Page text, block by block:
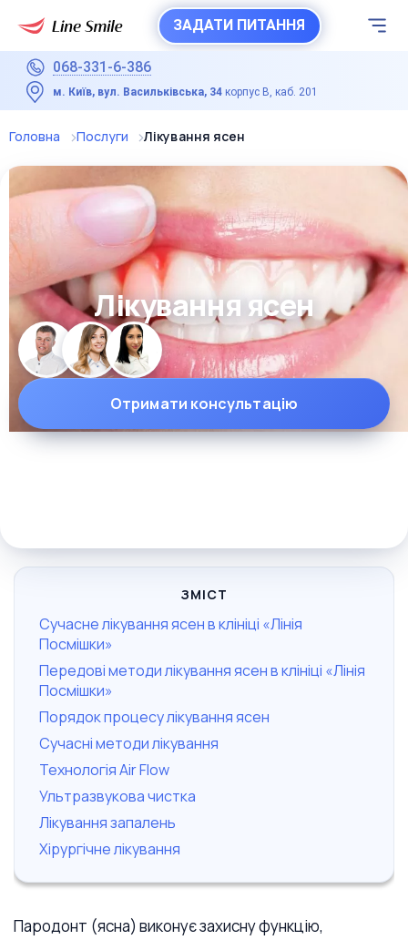
ЗАДАТИ ПИТАННЯ
068-331-6-386
м. Київ, вул. Васильківська, 34 корпус В, каб. 201
Головна Послуги Лікування ясен
Лікування ясен
Отримати консультацію
ЗМІСТ
Сучасне лікування ясен в клініці «Лінія
Посмішки»
Передові методи лікування ясен в клініці «Лінія
Посмішки»
Порядок процесу лікування ясен
Сучасні методи лікування
Технологія Air Flow
Ультразвукова чистка
Лікування запалень
Хірургічне лікування
Пародонт (ясна) виконує захисну функцію,